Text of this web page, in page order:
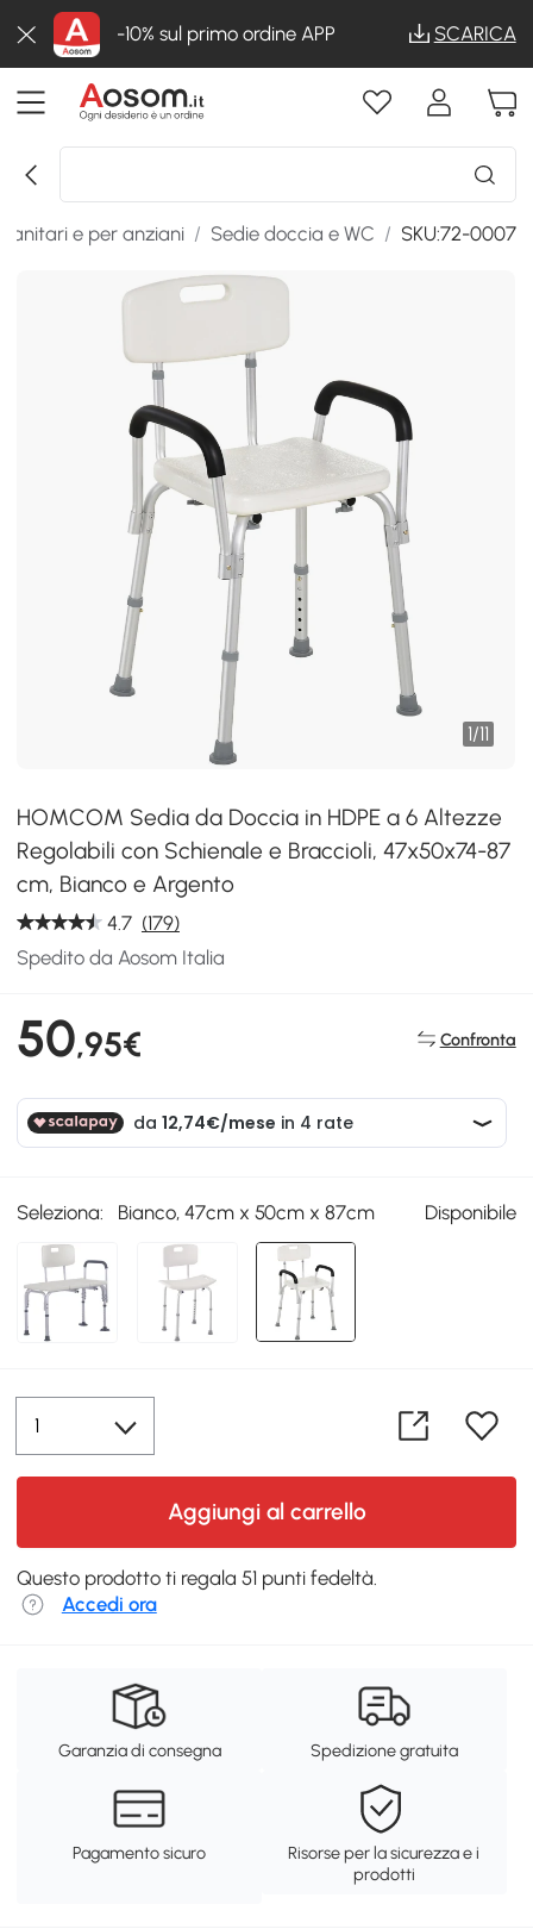
-10% sul primo ordine APP SCARICA
e per anziani / Sedie doccia e WC / SKU:72-0007
1/11
HOMCOM Sedia da Doccia in HDPE a 6 Altezze
Regolabili con Schienale e Braccioli, 47x50x74-87
cm, Bianco e Argento
4.7 (179)
Spedito da Aosom Italia
50,95€ Confronta
Seleziona: Bianco, 47cm x 50cm x 87cm Disponibile
Aggiungi al carrello
Questo prodotto ti regala 51 punti fedeltà.
Accedi ora
Garanzia di consegna Spedizione gratuita
Pagamento sicuro
Risorse per la sicurezza e i
prodotti